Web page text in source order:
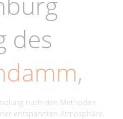
des
nach den Methoden
entspannten Atmosphäre.